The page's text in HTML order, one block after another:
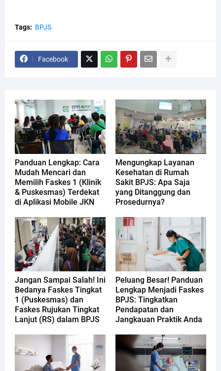
Tags: BPJS
Facebook
Panduan Lengkap: Cara
Mudah Mencari dan
Memilih Faskes 1 (Klinik
& Puskesmas) Terdekat
di Aplikasi Mobile JKN
Mengungkap Layanan
Kesehatan di Rumah
Sakit BPJS: Apa Saja
yang Ditanggung dan
Prosedurnya?
Jangan Sampai Salah! Ini
Bedanya Faskes Tingkat
1 (Puskesmas) dan
Faskes Rujukan Tingkat
Lanjut (RS) dalam BPJS
Peluang Besar! Panduan
Lengkap Menjadi Faskes
BPJS: Tingkatkan
Pendapatan dan
Jangkauan Praktik Anda